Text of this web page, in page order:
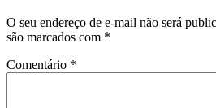
O seu endereço de e-mail não será
são marcados com *
Comentário *